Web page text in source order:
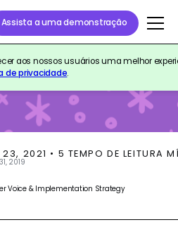
Assista a uma demonstração
aos nossos usuários uma melhor
de privacidade.
23, 2021 • 5 TEMPO DE LEITURA
2019
Voice & Implementation Strategy